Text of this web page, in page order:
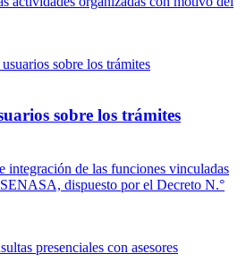
sobre los trámites
integración de las funciones vinculadas
dispuesto por el Decreto N.°